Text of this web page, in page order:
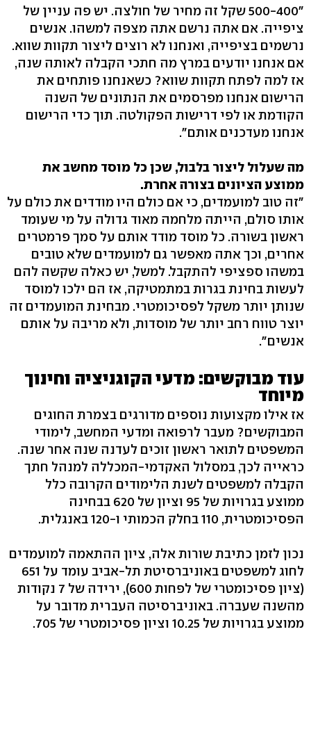
"500-400 שקל זה מחיר של חולצה. יש פה עניין של
ציפייה. אם אתה נרשם אתה מצפה למשהו. אנשים
נרשמים בציפייה, ואנחנו לא רוצים ליצור תקוות שווא.
אם אנחנו יודעים במרץ מה חתכי הקבלה לאותה שנה,
אז למה לפתח תקוות שווא? כשאנחנו פותחים את
הרישום אנחנו מפרסמים את הנתונים של השנה
הקודמת או לפי דרישות הפקולטה. תוך כדי הרישום
אנחנו מעדכנים אותם".
מה שעלול ליצור בלבול, שכן כל מוסד מחשב את
ממוצע הציונים בצורה אחרת.
"זה טוב למועמדים, כי אם כולם היו מודדים את כולם על
אותו סולם, הייתה מלחמה מאוד גדולה על מי שעומד
ראשון בשורה. כל מוסד מודד אותם על סמך פרמטרים
אחרים, וכך אתה מאפשר גם למועמדים שלא טובים
במשהו ספציפי להתקבל. למשל, יש כאלה שקשה להם
לעשות בחינת בגרות במתמטיקה, אז הם ילכו למוסד
שנותן יותר משקל לפסיכומטרי. מבחינת המועמדים זה
יוצר טווח רחב יותר של מוסדות, ולא מריבה על אותם
אנשים".
עוד מבוקשים: מדעי הקוגניציה וחינוך
מיוחד
אז אילו מקצועות נוספים מדורגים בצמרת החוגים
המבוקשים? מעבר לרפואה ומדעי המחשב, לימודי
המשפטים לתואר ראשון זוכים לעדנה שנה אחר שנה.
כראייה לכך, במסלול האקדמי-המכללה למנהל חתך
הקבלה למשפטים לשנת הלימודים הקרובה כלל
ממוצע בגרויות של 95 וציון של 620 בבחינה
הפסיכומטרית, 110 בחלק הכמותי ו-120 באנגלית.
נכון לזמן כתיבת שורות אלה, ציון ההתאמה למועמדים
לחוג למשפטים באוניברסיטת תל-אביב עומד על 651
(ציון פסיכומטרי של לפחות 600), ירידה של 7 נקודות
מהשנה שעברה. באוניברסיטה העברית מדובר על
ממוצע בגרויות של 10.25 וציון פסיכומטרי של 705.